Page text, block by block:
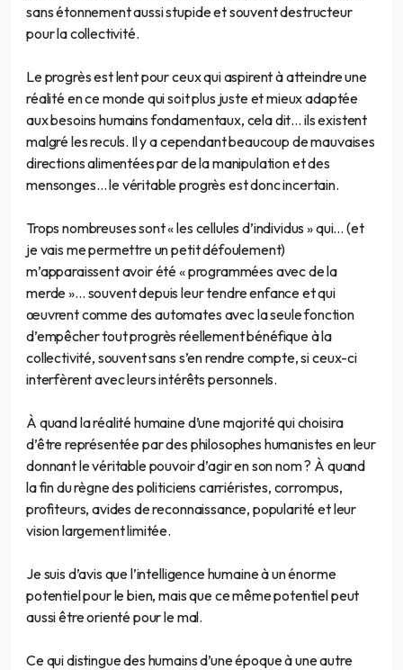
sans étonnement aussi stupide et souvent destructeur
pour la collectivité.
Le progrès est lent pour ceux qui aspirent à atteindre une
réalité en ce monde qui soit plus juste et mieux adaptée
aux besoins humains fondamentaux, cela dit… ils existent
malgré les reculs. Il y a cependant beaucoup de mauvaises
directions alimentées par de la manipulation et des
mensonges… le véritable progrès est donc incertain.
Trops nombreuses sont « les cellules d’individus » qui… (et
je vais me permettre un petit défoulement)
m’apparaissent avoir été « programmées avec de la
merde »… souvent depuis leur tendre enfance et qui
œuvrent comme des automates avec la seule fonction
d’empêcher tout progrès réellement bénéfique à la
collectivité, souvent sans s’en rendre compte, si ceux-ci
interfèrent avec leurs intérêts personnels.
À quand la réalité humaine d’une majorité qui choisira
d’être représentée par des philosophes humanistes en leur
donnant le véritable pouvoir d’agir en son nom ? À quand
la fin du règne des politiciens carriéristes, corrompus,
profiteurs, avides de reconnaissance, popularité et leur
vision largement limitée.
Je suis d’avis que l’intelligence humaine à un énorme
potentiel pour le bien, mais que ce même potentiel peut
aussi être orienté pour le mal.
Ce qui distingue des humains d’une époque à une autre